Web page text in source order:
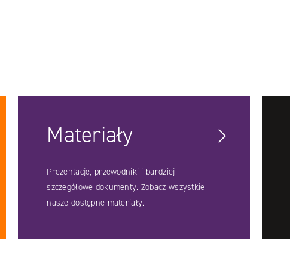
Materiały
Prezentacje, przewodniki i bardziej
szczegółowe dokumenty. Zobacz wszystkie
nasze dostępne materiały.